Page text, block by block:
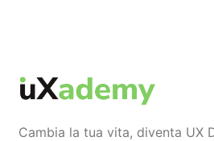
Cambia la tua vita, diventa UX